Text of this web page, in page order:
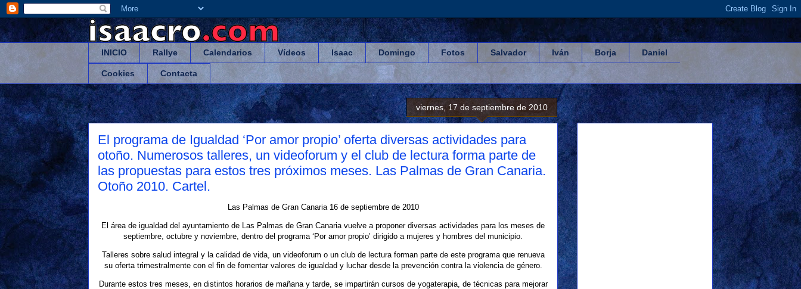
INICIO Rallye Calendarios Vídeos Isaac Domingo Fotos Salvador Iván Borja Daniel
Cookies Contacta
viernes, 17 de septiembre de 2010
El programa de Igualdad ‘Por amor propio’ oferta diversas actividades para
otoño. Numerosos talleres, un videoforum y el club de lectura forma parte de
las propuestas para estos tres próximos meses. Las Palmas de Gran Canaria.
Otoño 2010. Cartel.
Las Palmas de Gran Canaria 16 de septiembre de 2010
El área de igualdad del ayuntamiento de Las Palmas de Gran Canaria vuelve a proponer diversas actividades para los meses de
septiembre, octubre y noviembre, dentro del programa ‘Por amor propio’ dirigido a mujeres y hombres del municipio.
Talleres sobre salud integral y la calidad de vida, un videoforum o un club de lectura forman parte de este programa que renueva
su oferta trimestralmente con el fin de fomentar valores de igualdad y luchar desde la prevención contra la violencia de género.
Durante estos tres meses, en distintos horarios de mañana y tarde, se impartirán cursos de yogaterapia, de técnicas para mejorar